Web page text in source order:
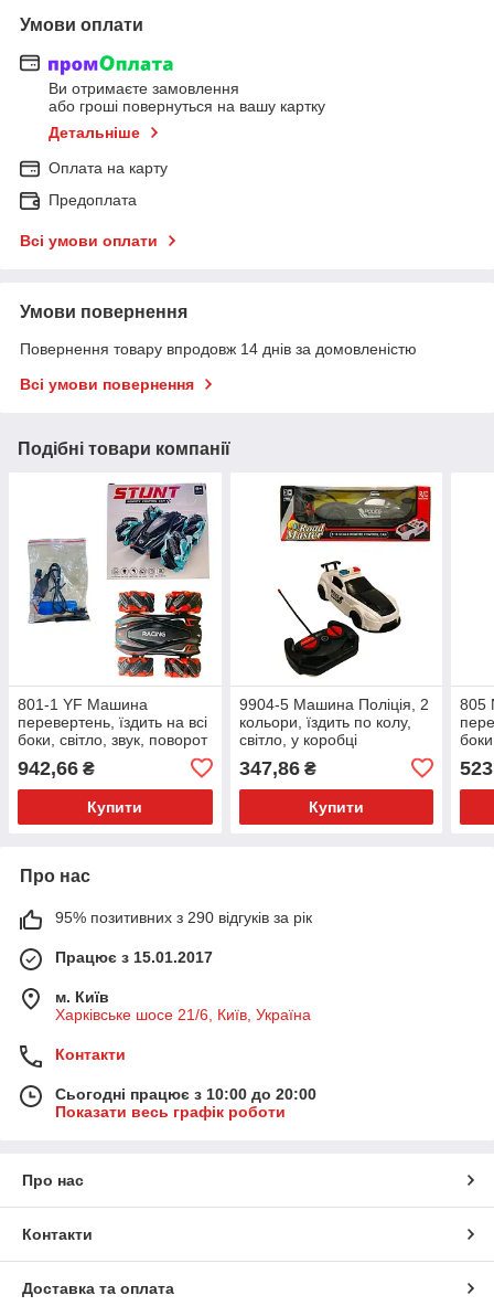
Умови оплати
Ви отримаєте замовлення
або гроші повернуться на вашу картку
Детальніше
Оплата на карту
Предоплата
Всі умови оплати
Умови повернення
Повернення товару впродовж 14 днів за домовленістю
Всі умови повернення
Подібні товари компанії
801-1 YF Машина
перевертень, їздить на всі
боки, світло, звук, поворот
942,66 ₴
Купити
9904-5 Машина Поліція, 2
кольори, їздить по колу,
світло, у коробці
347,86₴
Купити
805
Про нас
95% позитивних з 290 відгуків за рік
Працює з 15.01.2017
м. Київ
Харківське шосе 21/6, Київ, Україна
Контакти
Сьогодні працює з 10:00 до 20:00
Показати весь графік роботи
Про нас
Контакти
Доставка та оплата